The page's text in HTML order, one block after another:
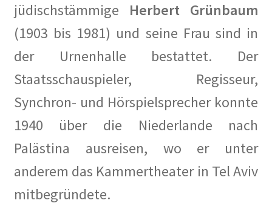
Privacy Policy
Stammtisch mit Künstlern
Veranstaltung
BEETHOVEN…bei uns in der Berliner Künstlerkolonie
Berlin Rundgänge
jüdischstämmige Herbert Grünbaum
(1903 bis 1981) und seine Frau sind in
der Urnenhalle bestattet. Der
Staatsschauspieler, Regisseur,
Synchron- und Hörspielsprecher konnte
1940 über die Niederlande nach
Palästina ausreisen, wo er unter
anderem das Kammertheater in Tel Aviv
mitbegründete.